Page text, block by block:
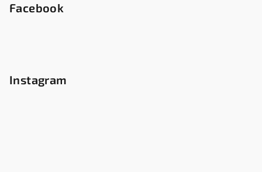
Facebook
Instagram